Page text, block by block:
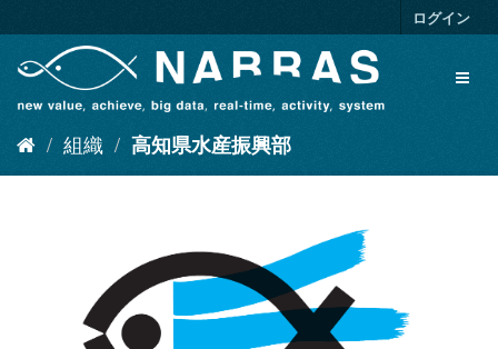
キ
ログイン
組織 高知県水産振興部